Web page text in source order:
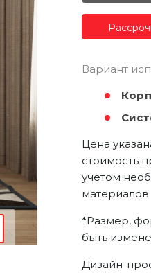
Вариант
Цена
стоимость
учетом
материалов
*Размер,
быть
Дизайн-
почту и мы отправим вам
в личный кабинет.
от
на
от
на
от
на
от
на